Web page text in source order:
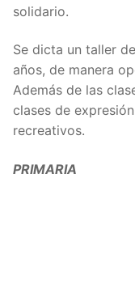
solidario.
Se dicta un taller
años, de manera
Además de las
clases de
recreativos.
PRIMARIA